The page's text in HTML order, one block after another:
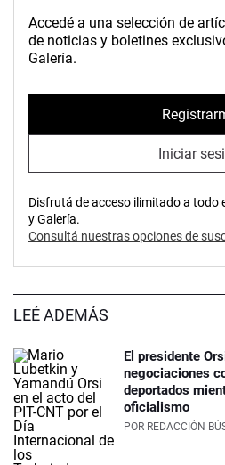
Accedé a una selección de
de noticias y boletines
Galería.
Iniciar
Disfrutá de acceso ilimitado a todo
y Galería.
Consultá nuestras opciones de
LEÉ ADEMÁS
El presidente
negociaciones
deportados
oficialismo
POR REDACCIÓN